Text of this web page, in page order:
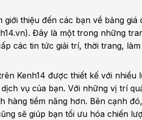
giới thiệu đến các bạn về bảng
Đây là một trong những
các tin tức giải trí, thời trang,
Kenh14 được thiết kế với
vụ của bạn. Với những vị trí
hàng tiềm năng hơn. Bên cạnh
sẽ giúp bạn tối ưu hóa chiến